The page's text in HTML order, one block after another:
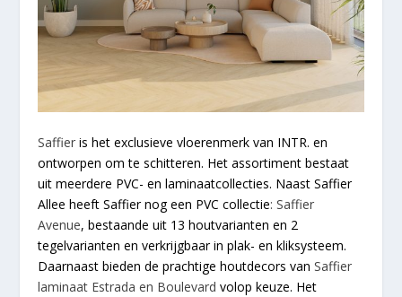
Saffier is het exclusieve vloerenmerk van INTR. en
ontworpen om te schitteren. Het assortiment bestaat
uit meerdere PVC- en laminaatcollecties. Naast Saffier
Allee heeft Saffier nog een PVC collectie: Saffier
Avenue, bestaande uit 13 houtvarianten en 2
tegelvarianten en verkrijgbaar in plak- en kliksysteem.
Daarnaast bieden de prachtige houtdecors vanSaffier
laminaat Estrada en Boulevard volop keuze. Het